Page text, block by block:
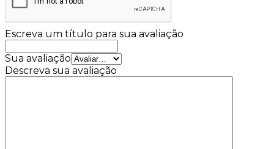
Escreva um título para sua avaliação
Sua avaliação
Descreva sua avaliação